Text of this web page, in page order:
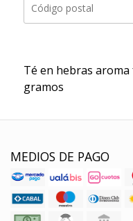
Té en hebras
gramos
MEDIOS DE PAGO